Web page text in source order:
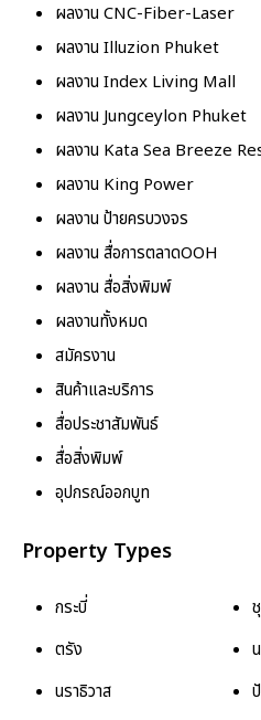
ผลงาน CNC-Fiber-Laser
ผลงาน Illuzion Phuket
ผลงาน Index Living Mall
ผลงาน Jungceylon Phuket
ผลงาน Kata Sea Breeze
ผลงาน King Power
ผลงาน ป้ายครบวงจร
ผลงาน สื่อการตลาดOOH
ผลงาน สื่อสิ่งพิมพ์
ผลงานทั้งหมด
สมัครงาน
สินค้าและบริการ
สื่อประชาสัมพันธ์
สื่อสิ่งพิมพ์
อุปกรณ์ออกบูท
Property Types
กระบี่
ตรัง
นราธิวาส